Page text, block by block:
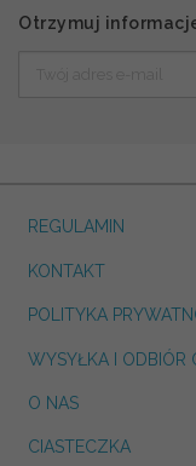
Otrzymuj
REGULAMIN
KONTAKT
POLITYKA
WYSYŁKA I ODBIÓR
O NAS
CIASTECZKA